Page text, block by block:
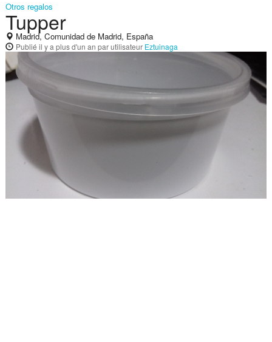
Otros regalos
Tupper
Madrid, Comunidad de Madrid, España
Publié il y a plus d'un an par utilisateur Eztuinaga